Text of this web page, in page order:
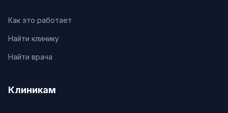
Как это работает
Найти клинику
Найти врача
Клиникам